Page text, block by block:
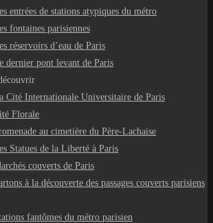
entrées de stations atypiques du métro
fontaines parisiennes
réservoirs d’eau de Paris
dernier pont levant de Paris
Cité Internationale Universitaire de Paris
Florale
au cimetière du Père-Lachaise
Statues de la Liberté à Paris
couverts de Paris
à la découverte des passages couverts parisiens
fantômes du métro parisien